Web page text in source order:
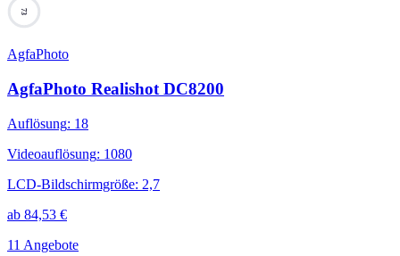
73
AgfaPhoto
AgfaPhoto Realishot DC8200
Auflösung: 18
Videoauflösung: 1080
LCD-Bildschirmgröße: 2,7
ab 84,53 €
11 Angebote